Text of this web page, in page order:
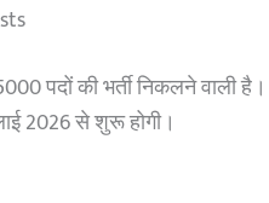
पदों की भर्ती निकलने वाली
2026 से शुरू होगी।